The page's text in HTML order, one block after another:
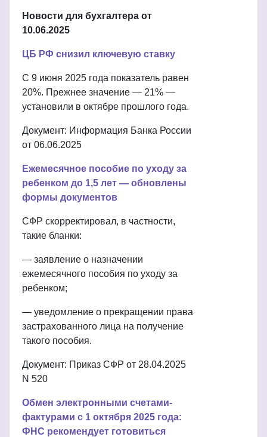
Новости для бухгалтера от
10.06.2025
ЦБ РФ снизил ключевую ставку
С 9 июня 2025 года показатель равен
20%. Прежнее значение — 21% —
установили в октябре прошлого года.
Документ: Информация Банка России
от 06.06.2025
Ежемесячное пособие по уходу за
ребенком до 1,5 лет — обновлены
формы документов
СФР скорректировал, в частности,
такие бланки:
— заявление о назначении
ежемесячного пособия по уходу за
ребенком;
— уведомление о прекращении права
застрахованного лица на получение
такого пособия.
Документ: Приказ СФР от 28.04.2025
N 520
Обмен электронными счетами-
фактурами с 1 октября 2025 года:
ФНС рекомендует готовиться